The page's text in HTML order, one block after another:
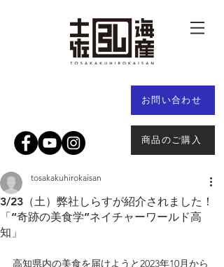
お問い合わせ
商品のご購入
3/23（土）弊社しらすが紹介されました！
「“奇跡の美食学”ネイチャーワールド高
知」
tosakakuhirokaisan
高知県内の美食を届けようと2023年10月から